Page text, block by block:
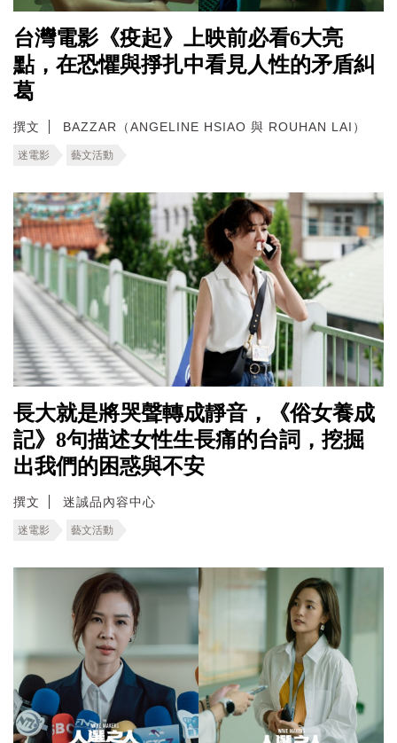
台灣電影《疫起》上映前必看6大亮
點，在恐懼與掙扎中看見人性的矛盾糾
葛
撰文 BAZZAR（ANGELINE HSIAO 與 ROUHAN LAI）
迷電影 藝文活動
長大就是將哭聲轉成靜音，《俗女養成
記》8句描述女性生長痛的台詞，挖掘
出我們的困惑與不安
撰文 迷誠品內容中心
迷電影 藝文活動